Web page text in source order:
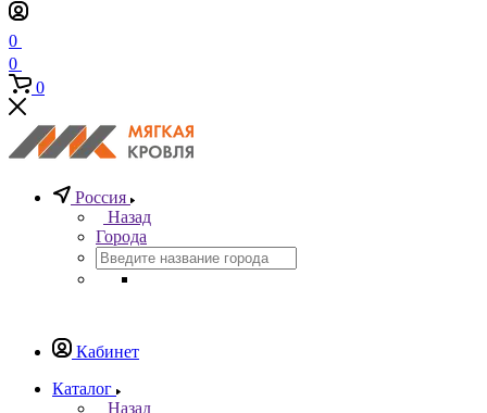
0
0
0
Россия
Назад
Города
Кабинет
Каталог
Назад